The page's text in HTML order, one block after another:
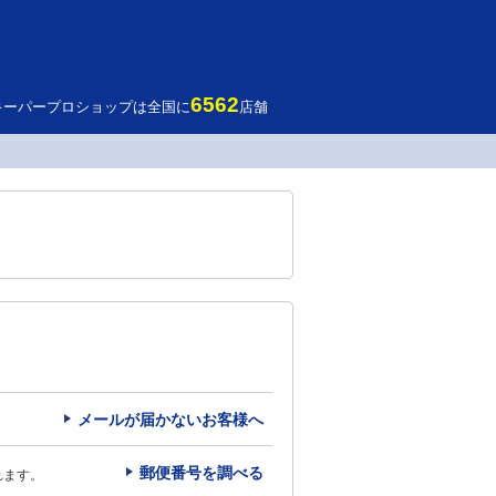
ーパープロショップは全国に6562店舗
メールが届かないお客様へ
す。 郵便番号を調べる